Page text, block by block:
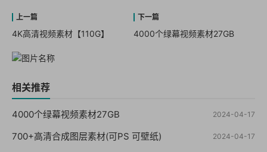
4K高清视频素材【110G】 4000个绿幕视频素材27GB
相关推荐
2024-04-17
4000个绿幕视频素材27GB
2024-04-17
700+高清合成图层素材(可PS 可壁纸)